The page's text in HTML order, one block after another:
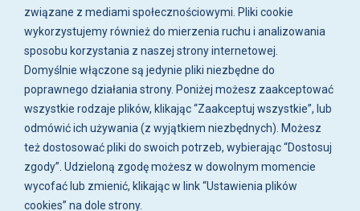
O firmie
Zakupy
Moje konto
Artykuły i galeria
związane z mediami społecznościowymi. Pliki cookie
wykorzystujemy również do mierzenia ruchu i analizowania
sposobu korzystania z naszej strony internetowej.
Domyślnie włączone są jedynie pliki niezbędne do
poprawnego działania strony. Poniżej możesz zaakceptować
wszystkie rodzaje plików, klikając “Zaakceptuj wszystkie”, lub
odmówić ich używania (z wyjątkiem niezbędnych). Możesz
też dostosować pliki do swoich potrzeb, wybierając “Dostosuj
zgody”. Udzieloną zgodę możesz w dowolnym momencie
wycofać lub zmienić, klikając w link “Ustawienia plików
cookies” na dole strony.